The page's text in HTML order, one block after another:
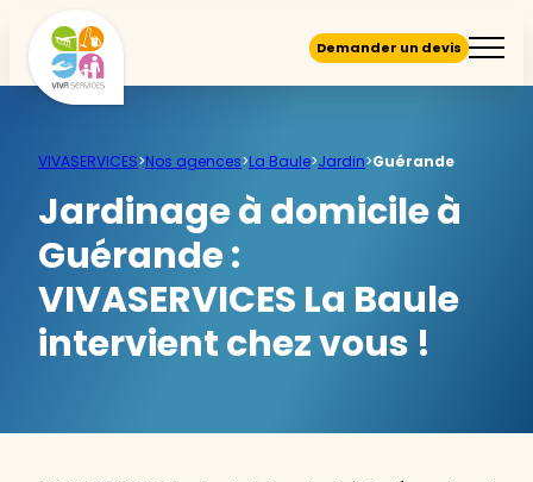
Demander un devis
VIVASERVICES>Nos agences>La Baule>Jardin>Guérande
Jardinage à domicile à
Guérande :
VIVASERVICES La Baule
intervient chez vous !